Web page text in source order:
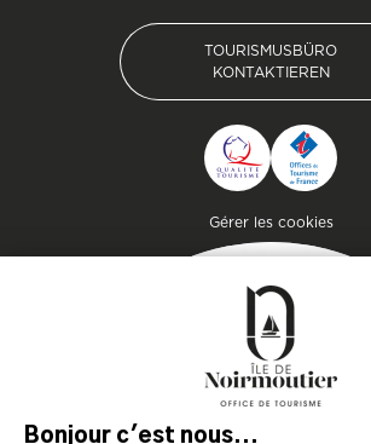
Gérer les cookies
DER INSEL
Lassen Sie sich inspirieren und
bereiten Sie Ihren Aufenthalt
auf der Insel Noirmoutier vor!
KONSULTIEREN SIE
TOURISMUSBÜRO
KONTAKTIEREN
TOURISMUSBÜRO
KONTAKTIEREN